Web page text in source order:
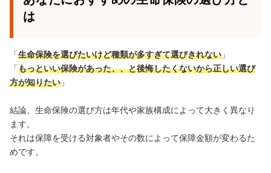
は
「生命保険を選びたいけど種類が多すぎて選びきれない 」
「もっといい保険があった、、と後悔したくないから正しい選び
方が知りたい 」
結論、生命保険の選び方は年代や家族構成によって大きく異なり
ます。
それは保障を受ける対象者やその数によって保障金額が変わるた
めです。